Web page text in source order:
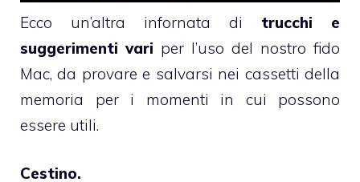
Ecco un’altra infornata di trucchi e
suggerimenti vari per l’uso del nostro fido
Mac, da provare e salvarsi nei cassetti della
memoria per i momenti in cui possono
essere utili.
Cestino.